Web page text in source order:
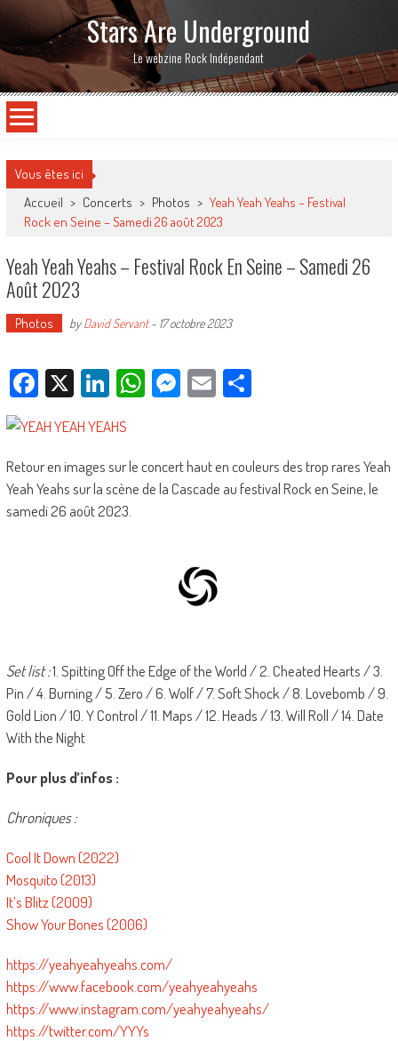
Stars Are Underground
Le webzine Rock Indépendant
Vous êtes ici
Accueil > Concerts > Photos > Yeah Yeah Yeahs – Festival
Rock en Seine – Samedi 26 août 2023
Yeah Yeah Yeahs – Festival Rock En Seine – Samedi 26
Août 2023
Photos byDavid Servant- 17 octobre 2023
Facebook
X LinkedIn
WhatsApp
Messenger
EmailPartager
Retour en images sur le concert haut en couleurs des trop rares Yeah
Yeah Yeahs sur la scène de la Cascade au festival Rock en Seine, le
samedi 26 août 2023.
Set list :1. Spitting Off the Edge of the World / 2. Cheated Hearts / 3.
Pin / 4. Burning / 5. Zero / 6. Wolf / 7. Soft Shock / 8. Lovebomb / 9.
Gold Lion / 10. Y Control / 11. Maps / 12. Heads / 13. Will Roll / 14. Date
With the Night
Pour plus d’infos :
Chroniques :
Cool It Down (2022)
Mosquito (2013)
It’s Blitz (2009)
Show Your Bones (2006)
https://yeahyeahyeahs.com/
https://www.facebook.com/yeahyeahyeahs
https://www.instagram.com/yeahyeahyeahs/
https://twitter.com/YYYs